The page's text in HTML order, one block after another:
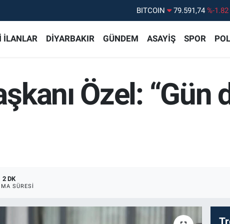
DOLAR 45,43620 %0.02
BİST100 14.598,00
BITCOIN
79.591,74 %-1.82
İLANLAR DİYARBAKIR GÜNDEM ASAYİŞ SPOR
Özel:
2 DK
SÜRESI